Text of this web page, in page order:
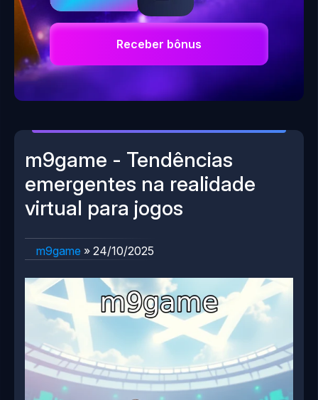
Receber bônus
m9game - Tendências
emergentes na realidade
virtual para jogos
m9game » 24/10/2025